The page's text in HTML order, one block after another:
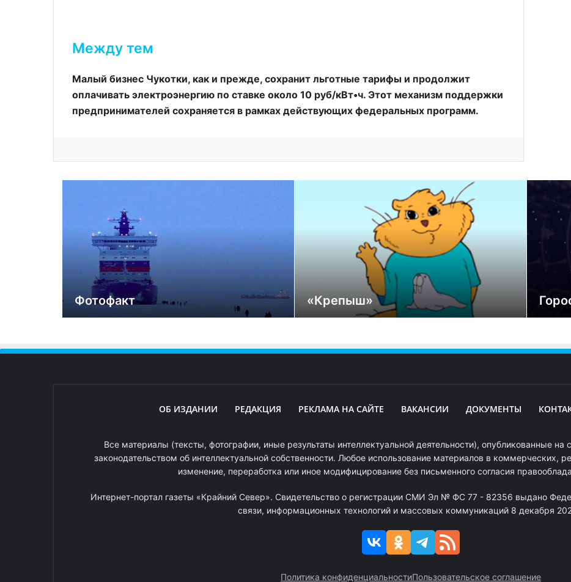
Между тем
Малый бизнес Чукотки, как и прежде, сохранит льготные тарифы и продолжит
оплачивать электроэнергию по ставке около 10 руб/кВт•ч. Этот механизм поддержки
предпринимателей сохраняется в рамках действующих федеральных программ.
Фотофакт «Крепыш»
ОБ ИЗДАНИИ РЕДАКЦИЯ РЕКЛАМА НА САЙТЕ ВАКАНСИИ ДОКУМЕНТЫ
Все материалы (тексты, фотографии, иные результаты интеллектуальной деятельности), опубликованные на
законодательством об интеллектуальной собственности. Любое использование материалов в коммерческих,
изменение, переработка или иное модифицирование без письменного согласия
Интернет-портал газеты «Крайний Север». Свидетельство о регистрации СМИ Эл № ФС 77 - 82356 выдано
связи, информационных технологий и массовых коммуникаций 8 декабря
Политика конфиденциальностиПользовательское соглашение